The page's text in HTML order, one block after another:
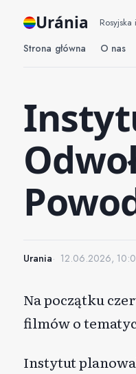
Uránia
Strona główna O nas
Urania 12.06.2026,
Na początku
filmówo
Instytut